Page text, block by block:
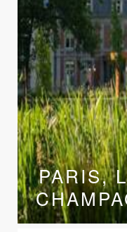
PARIS,